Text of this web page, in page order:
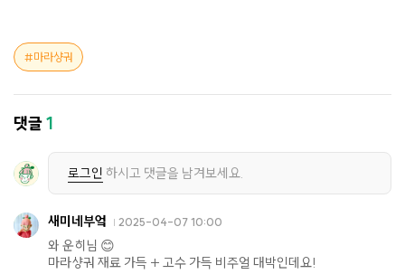
마라샹궈
댓글1
로그인 하시고 댓글을 남겨보세요.
새미네부엌 2025-04-07 10:00
와 운히님 😊
마라샹궈 재료 가득 + 고수 가득 비주얼 대박인데요!